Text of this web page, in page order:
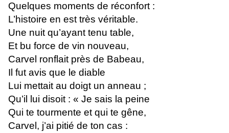
Quelques moments de réconfort :
L’histoire en est très véritable.
Une nuit qu’ayant tenu table,
Et bu force de vin nouveau,
Carvel ronflait près de Babeau,
Il fut avis que le diable
Lui mettait au doigt un anneau ;
Qu’il lui disoit : « Je sais la peine
Qui te tourmente et qui te gêne,
Carvel, j’ai pitié de ton cas :